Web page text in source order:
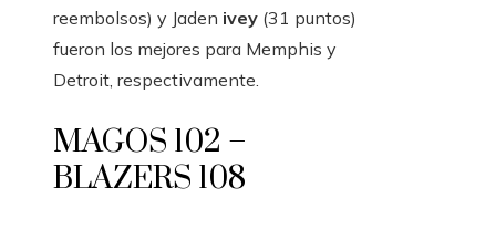
reembolsos) y Jaden ivey (31 puntos)
fueron los mejores para Memphis y
Detroit, respectivamente.
MAGOS 102 –
BLAZERS 108